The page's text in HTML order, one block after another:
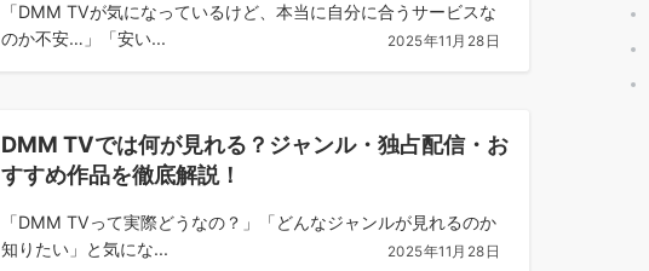
「DMM TVが気になっているけど、本当に自分に合うサービスな
のか不安…」「安い...
2025年11月28日
DMM TVでは何が見れる？ジャンル・独占配信・お
すすめ作品を徹底解説！
「DMM TVって実際どうなの？」「どんなジャンルが見れるのか
知りたい」と気にな...
2025年11月28日